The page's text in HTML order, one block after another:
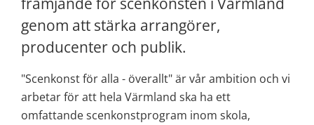
genom att stärka arrangörer,
producenter och publik.
"Scenkonst för alla - överallt" är vår ambition och vi
arbetar för att hela Värmland ska ha ett
omfattande scenkonstprogram inom skola,